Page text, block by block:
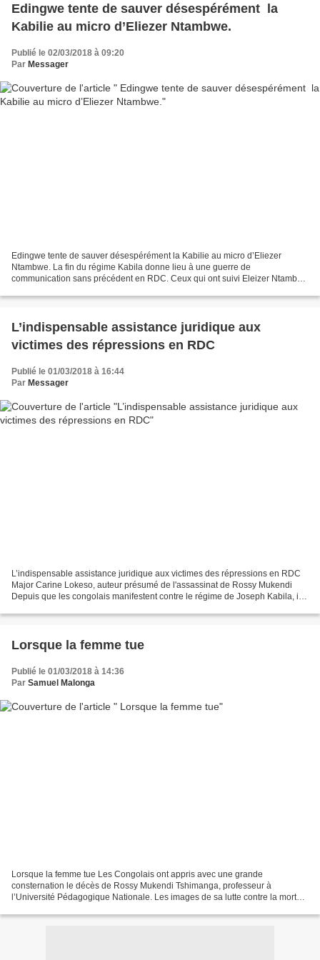
Edingwe tente de sauver désespérément la
Kabilie au micro d’Eliezer Ntambwe.
Publié le 02/03/2018 à 09:20
Par Messager
Edingwe tente de sauver désespérément la Kabilie au micro d’Eliezer
Ntambwe. La fin du régime Kabila donne lieu à une guerre de
communication sans précédent en RDC. Ceux qui ont suivi Eleizer Ntambwe
L’indispensable assistance juridique aux
victimes des répressions en RDC
Publié le 01/03/2018 à 16:44
Par Messager
L’indispensable assistance juridique aux victimes des répressions en RDC
Major Carine Lokeso, auteur présumé de l'assassinat de Rossy Mukendi
Depuis que les congolais manifestent contre le régime de Joseph Kabila, il y
Lorsque la femme tue
Publié le 01/03/2018 à 14:36
Par Samuel Malonga
Lorsque la femme tue Les Congolais ont appris avec une grande
consternation le décès de Rossy Mukendi Tshimanga, professeur à
l’Université Pédagogique Nationale. Les images de sa lutte contre la mort